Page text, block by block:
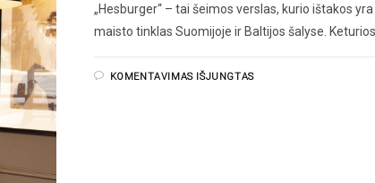
„Hesburger“ – tai šeimos verslas, kurio ištakos
maisto tinklas Suomijoje ir Baltijos šalyse.
KOMENTAVIMAS IŠJUNGTAS